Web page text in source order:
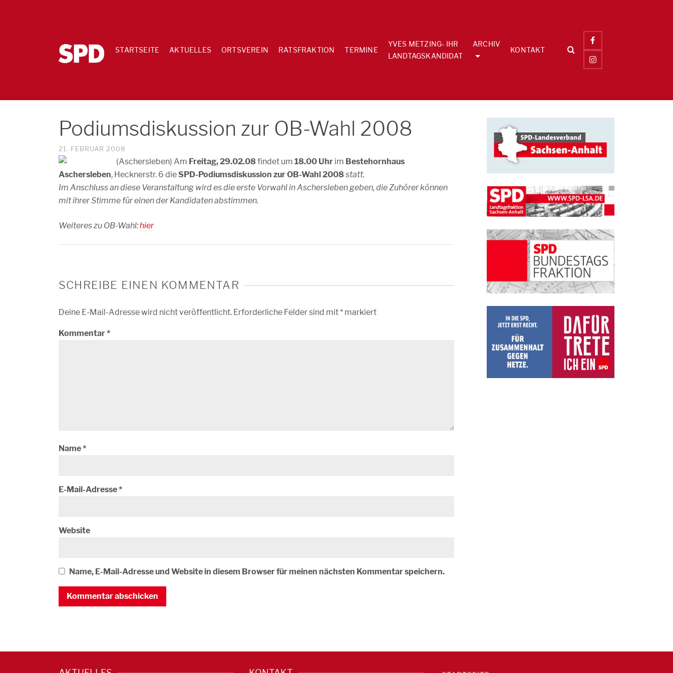
STARTSEITE AKTUELLES ORTSVEREIN RATSFRAKTION TERMINE
YVES METZING- IHR
LANDTAGSKANDIDAT
ARCHIV
KONTAKT
Podiumsdiskussion zur OB-Wahl 2008
21. FEBRUAR 2008
(Aschersleben) Am Freitag, 29.02.08findet um 18.00 Uhr im Bestehornhaus
Aschersleben, Hecknerstr. 6 dieSPD-Podiumsdiskussion zur OB-Wahl 2008statt.
Im Anschluss an diese Veranstaltung wird es die erste Vorwahl in Aschersleben geben, die Zuhörer können
mit ihrer Stimme für einen der Kandidaten abstimmen.
Weiteres zu OB-Wahl:hier
SCHREIBE EINEN KOMMENTAR
Deine E-Mail-Adresse wird nicht veröffentlicht. Erforderliche Felder sind mit* markiert
Kommentar*
Name*
E-Mail-Adresse*
Website
Name, E-Mail-Adresse und Website in diesem Browser für meinen nächsten Kommentar speichern.